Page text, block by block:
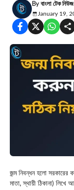
By বাংলা টেক নিউজ
January 19,
জন্ম নিবন্ধনহলো সরকারের
মাতা, স্থায়ী ঠিকানা) লিখে